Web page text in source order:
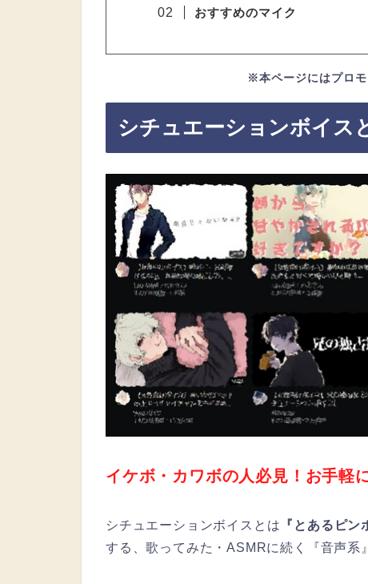
おすすめのマイク
※本ページにはプロモ
シチュエーションボイス
イケボ・カワボの人必見！お手軽
シチュエーションボイスとは 『とあるピン
する、歌ってみた・ASMRに続く『音声系